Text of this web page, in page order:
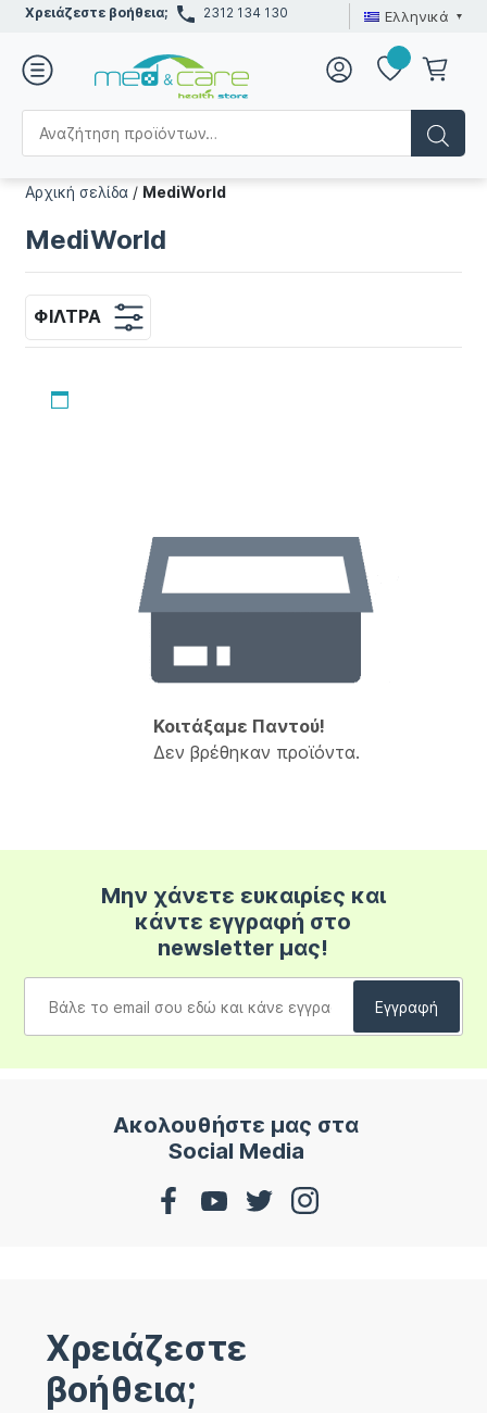
Χρειάζεστε βοήθεια; 2312 134 130 Ελληνικά
Αρχική σελίδα / MediWorld
MediWorld
ΦΊΛΤΡΑ
Κοιτάξαμε Παντού!
Δεν βρέθηκαν προϊόντα.
Μην χάνετε ευκαιρίες και
κάντε εγγραφή στο
newsletter μας!
Ακολουθήστε μας στα
Social Media
Χρειάζεστε
βοήθεια;